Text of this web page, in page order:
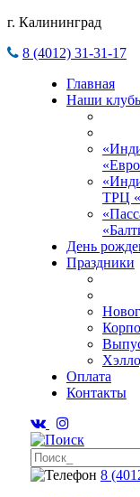
г. Калининград
8 (4012) 31-31-17
Главная
Наши
ТРЦ
День
Праздники
Оплата
Контакты
8